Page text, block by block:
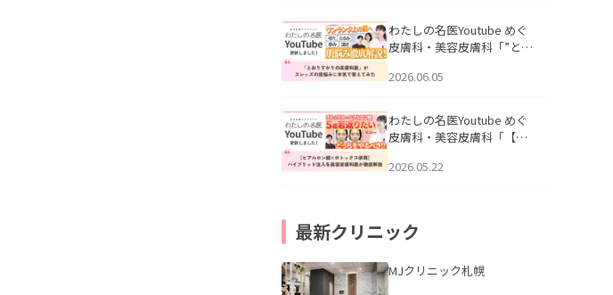
公開いたしました。
わたしの名医Youtube めぐ
皮膚科・美容皮膚科「”とお
ッズの肌悩みに本気で答え
た。
2026.06.05
わたしの名医Youtube めぐ
皮膚科・美容皮膚科「【ヒ
用】ハイブリッド注入を美
2026.05.22
最新クリニック
MJクリニック札幌